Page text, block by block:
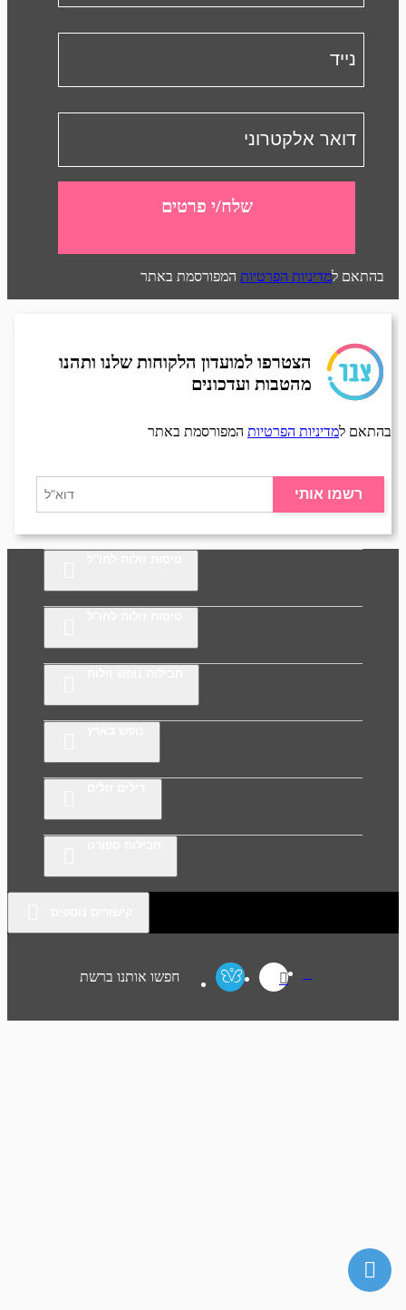
שלח/י פרטים
בהתאם למדיניות הפרטיות המפורסמת באתר
הצטרפו למועדון הלקוחות שלנו ותהנו
מהטבות ועדכונים
בהתאם למדיניות הפרטיות המפורסמת באתר
רשמו אותי
חפשו אותנו ברשת